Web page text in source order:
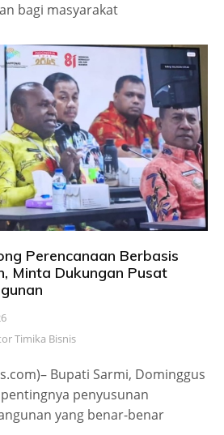
bagi masyarakat
Perencanaan Berbasis
Minta Dukungan Pusat
Timika Bisnis
Bupati Sarmi, Dominggus
penyusunan
yang benar-benar